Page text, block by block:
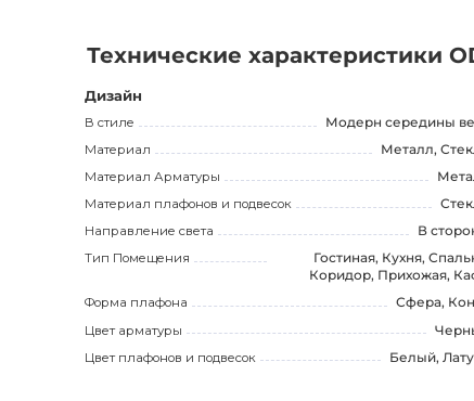
Описание оптимизировано для поисковых систем и
продукт обязательно заслуживает вашего
стильный дизайн и превосходную функциональность.
Технические характеристики
Дизайн
В стиле
Модерн середины
Материал
Металл,
Материал Арматуры
Материал плафонов и подвесок
Направление света
В
Тип Помещения
Гостиная, Кухня,
Коридор, Прихожая,
Форма плафона
Сфера,
Цвет арматуры
Цвет плафонов и подвесок
Белый,